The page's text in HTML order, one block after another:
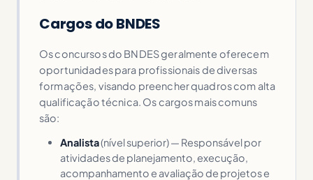
Cargos do BNDES
Os concursos do BNDES geralmente oferecem
oportunidades para profissionais de diversas
formações, visando preencher quadros com alta
qualificação técnica. Os cargos mais comuns
são:
Analista(nível superior) — Responsável por
atividades de planejamento, execução,
acompanhamento e avaliação de projetos e